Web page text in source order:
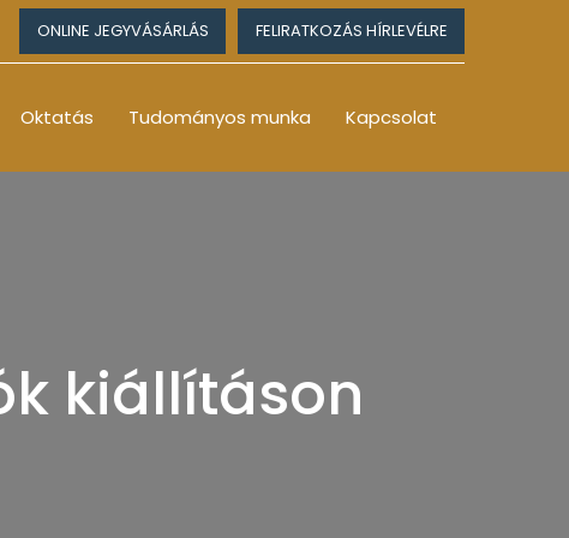
ONLINE JEGYVÁSÁRLÁS FELIRATKOZÁS HÍRLEVÉLRE
Oktatás Tudományos munka Kapcsolat
kiállításon